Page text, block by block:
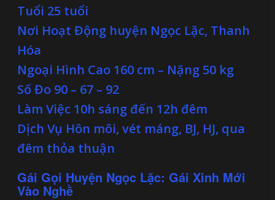
Tuổi 25 tuổi
Nơi Hoạt Động huyện Ngọc Lặc, Thanh
Hóa
Ngoại Hình Cao 160 cm – Nặng 50 kg
Số Đo 90 – 67 – 92
Làm Việc 10h sáng đến 12h đêm
Dịch Vụ Hôn môi, vét máng, BJ, HJ, qua
đêm thỏa thuận
Gái Gọi Huyện Ngọc Lặc: Gái Xinh Mới
Vào Nghề